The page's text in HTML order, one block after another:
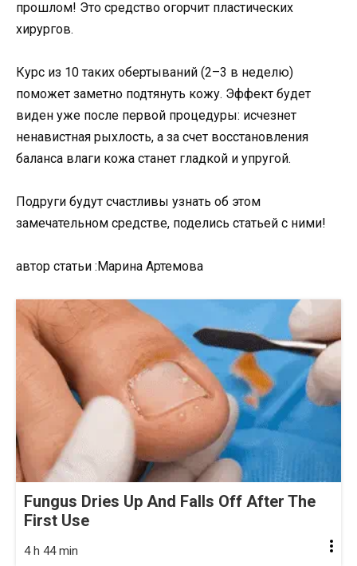
Курс из 10 таких обертываний (2–3 в неделю)
поможет заметно подтянуть кожу. Эффект будет
виден уже после первой процедуры: исчезнет
ненавистная рыхлость, а за счет восстановления
баланса влаги кожа станет гладкой и упругой.
Подруги будут счастливы узнать об этом
замечательном средстве, поделись статьей с ними!
автор статьи :Марина Артемова
Fungus Dries Up And Falls Off After The
First Use
4 h 44 min